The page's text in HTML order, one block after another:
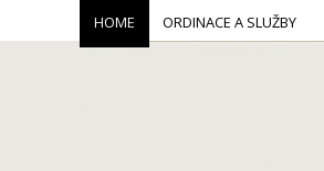
HOME ORDINACE A SLUŽBY